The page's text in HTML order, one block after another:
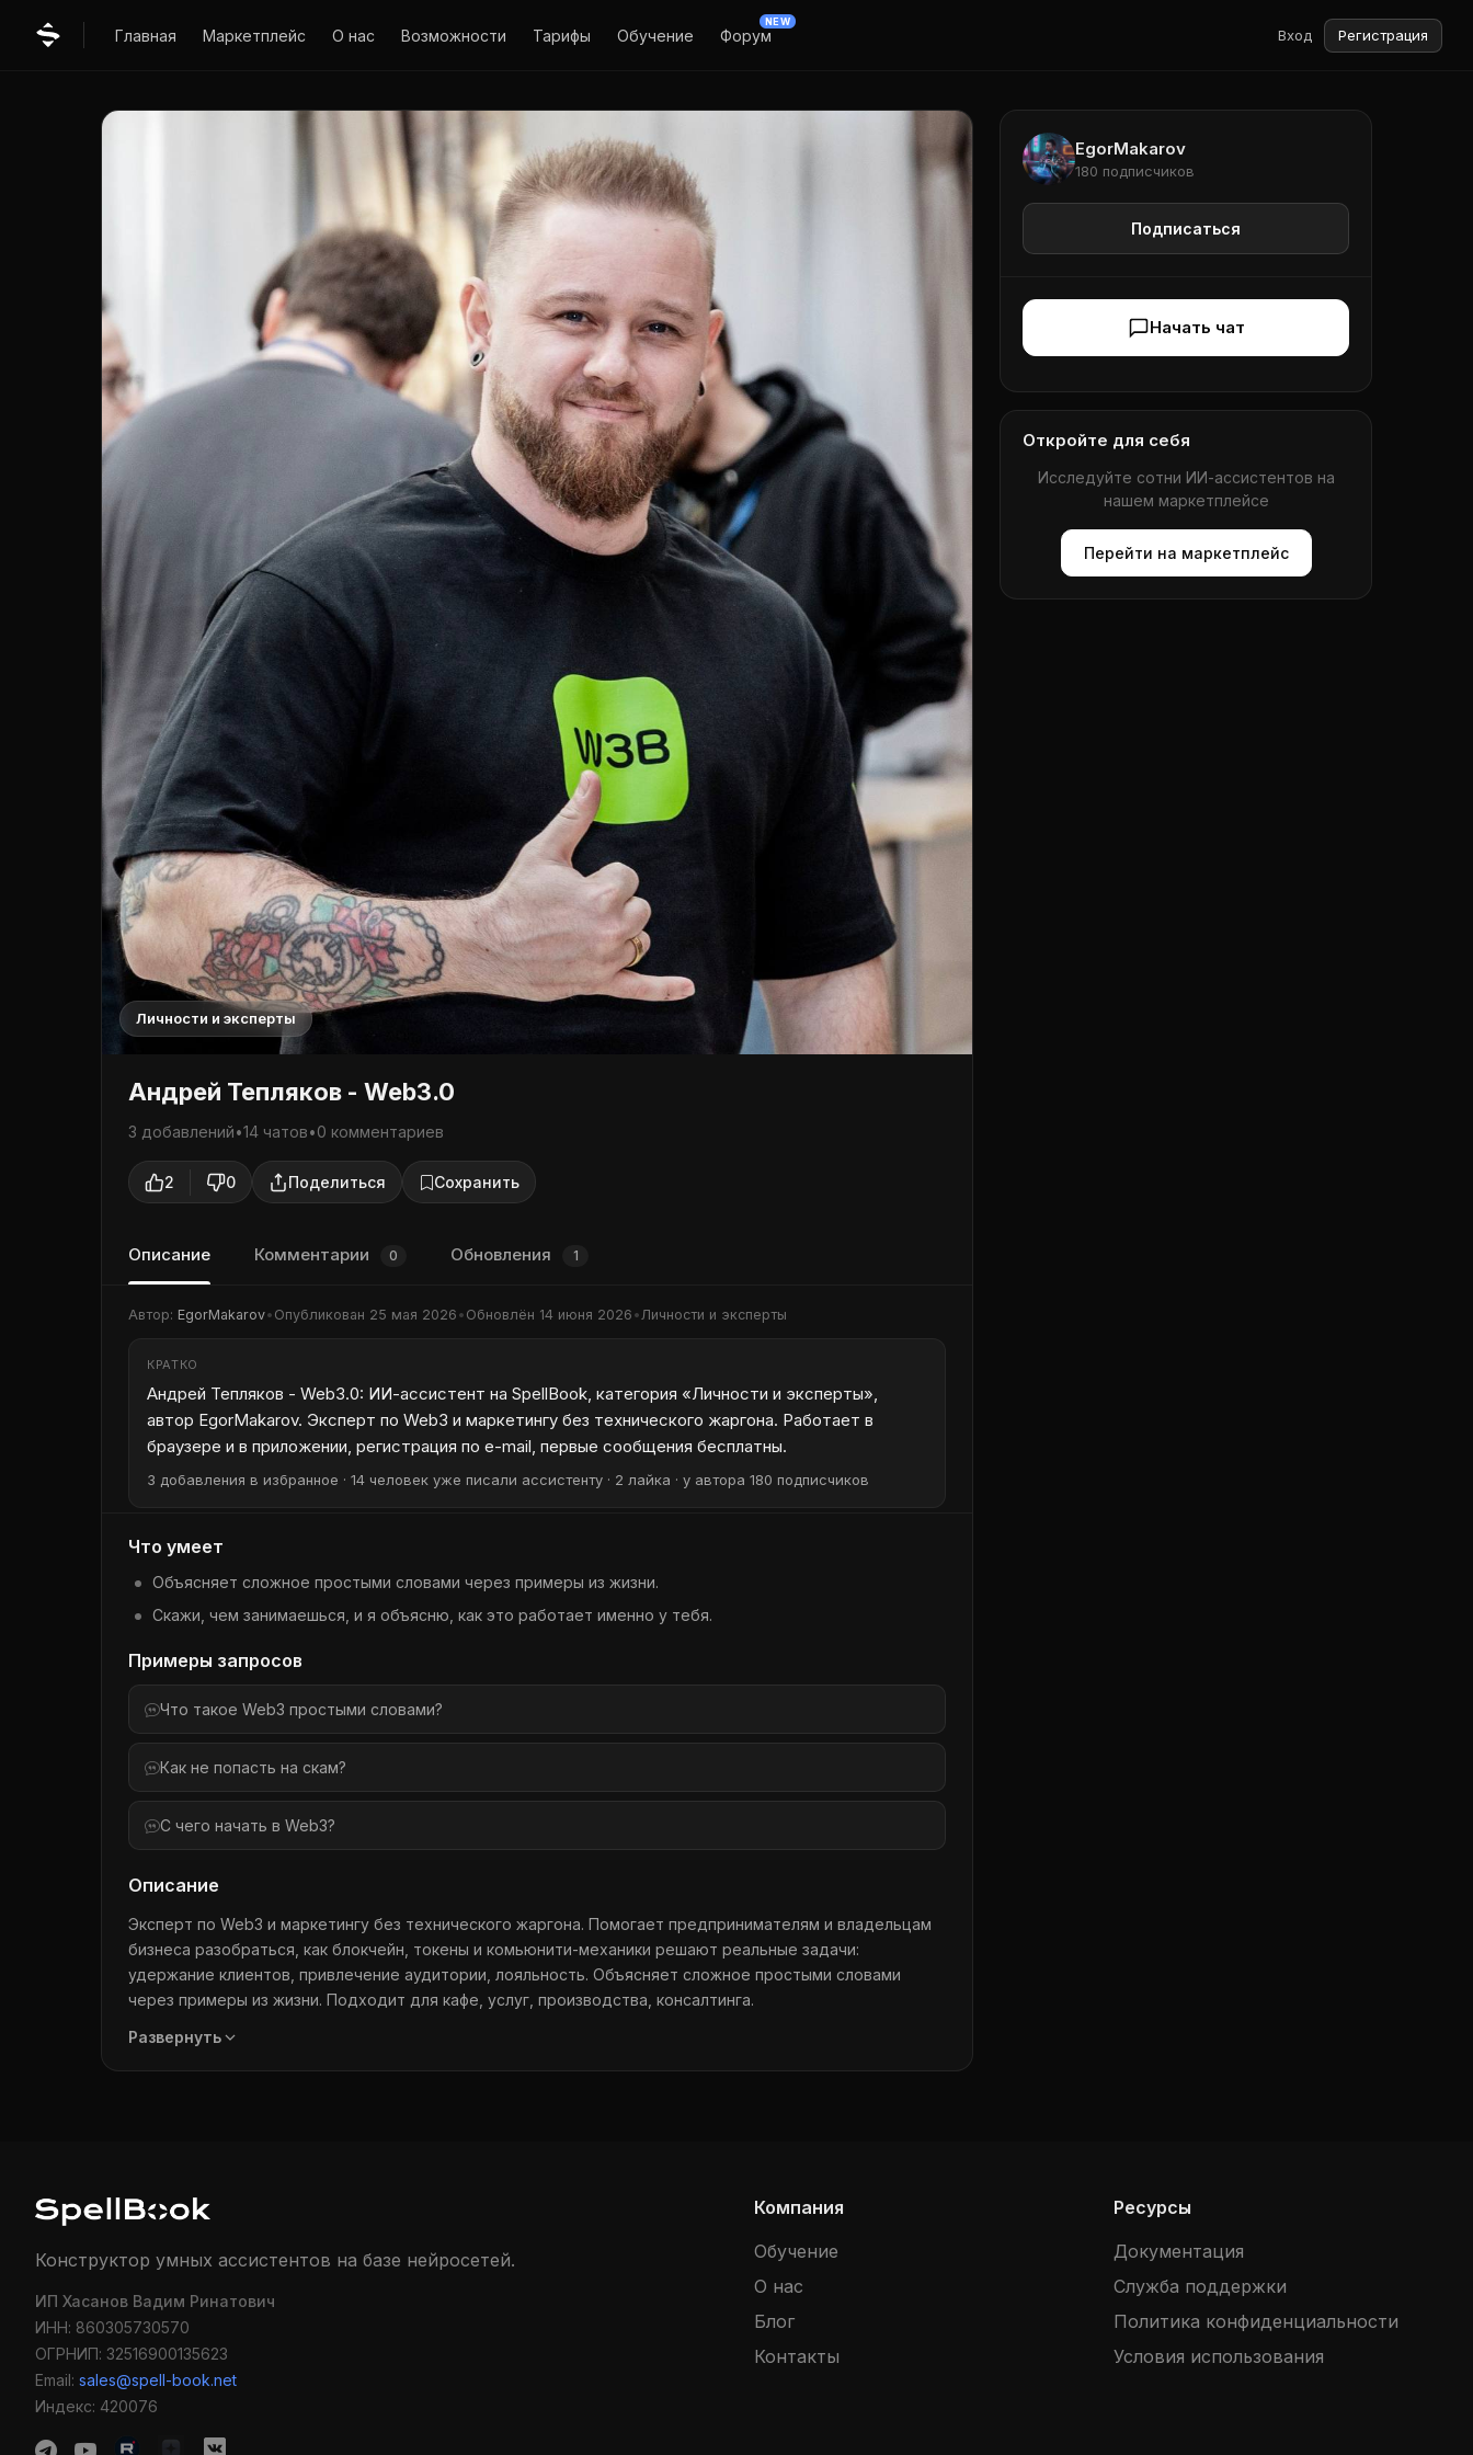
Главная Маркетплейс О нас Возможности Тарифы Обучение Форум
NEW
Вход Регистрация
Личности и эксперты
Андрей Тепляков - Web3.0
3 добавлений•14 чатов•0 комментариев
2 0 Поделиться Сохранить
Описание Комментарии 0 Обновления 1
Автор: EgorMakarov• Опубликован 25 мая 2026 • Обновлён 14 июня 2026 •Личности и эксперты
КРАТКО
Андрей Тепляков - Web3.0: ИИ-ассистент на SpellBook, категория «Личности и эксперты»,
автор EgorMakarov. Эксперт по Web3 и маркетингу без технического жаргона. Работает в
браузере и в приложении, регистрация по e-mail, первые сообщения бесплатны.
3 добавления в избранное · 14 человек уже писали ассистенту · 2 лайка · у автора 180 подписчиков
Что умеет
Объясняет сложное простыми словами через примеры из жизни.
Скажи, чем занимаешься, и я объясню, как это работает именно у тебя.
Примеры запросов
Что такое Web3 простыми словами?
Как не попасть на скам?
С чего начать в Web3?
Описание
Эксперт по Web3 и маркетингу без технического жаргона. Помогает предпринимателям и владельцам
бизнеса разобраться, как блокчейн, токены и комьюнити-механики решают реальные задачи:
удержание клиентов, привлечение аудитории, лояльность. Объясняет сложное простыми словами
через примеры из жизни. Подходит для кафе, услуг, производства, консалтинга.
Развернуть
EgorMakarov
180 подписчиков
Подписаться
Начать чат
Откройте для себя
Исследуйте сотни ИИ-ассистентов на
нашем маркетплейсе
Перейти на маркетплейс
Конструктор умных ассистентов на базе нейросетей.
ИП Хасанов Вадим Ринатович
ИНН: 860305730570
ОГРНИП: 32516900135623
Email: sales@spell-book.net
Индекс: 420076
Компания
Обучение
О нас
Блог
Контакты
Ресурсы
Документация
Служба поддержки
Политика конфиденциальности
Условия использования